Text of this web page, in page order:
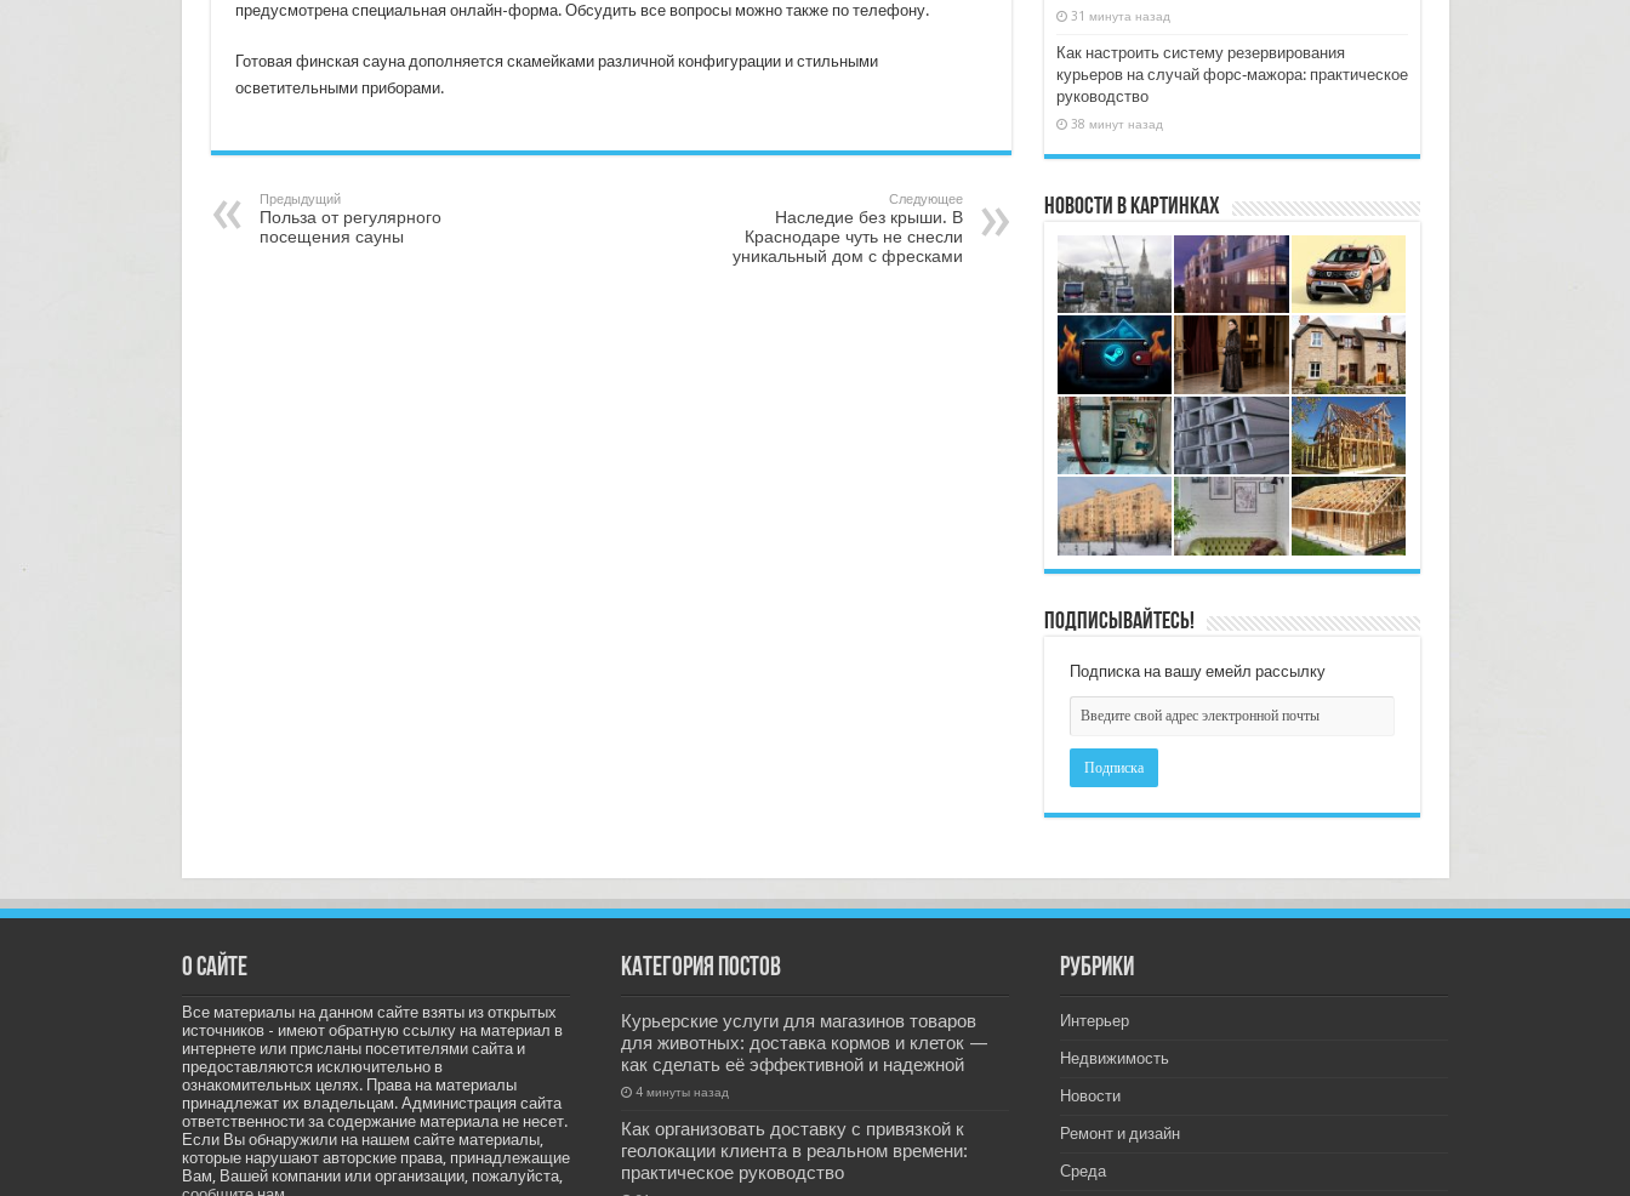
предусмотрена специальная онлайн-форма. Обсудить все вопросы можно также по телефону.
Готовая финская сауна дополняется скамейками различной конфигурации и стильными
осветительными приборами.
Предыдущий
Польза от регулярного
посещения сауны
Следующее
Наследие без крыши. В
Краснодаре чуть не снесли
уникальный дом с фресками
31 минута назад
Как настроить систему резервирования
курьеров на случай форс‑мажора: практическое
руководство
38 минут назад
Новости в картинках
Подписывайтесь!
Подписка на вашу емейл рассылку
О сайте
Все материалы на данном сайте взяты из открытых
источников - имеют обратную ссылку на материал в
интернете или присланы посетителями сайта и
предоставляются исключительно в
ознакомительных целях. Права на материалы
принадлежат их владельцам. Администрация сайта
ответственности за содержание материала не несет.
Если Вы обнаружили на нашем сайте материалы,
которые нарушают авторские права, принадлежащие
Вам, Вашей компании или организации, пожалуйста,
Категория постов
Курьерские услуги для магазинов товаров
для животных: доставка кормов и клеток —
как сделать её эффективной и надежной
4 минуты назад
Как организовать доставку с привязкой к
геолокации клиента в реальном времени:
практическое руководство
РУбрики
Интерьер
Недвижимость
Новости
Ремонт и дизайн
Среда